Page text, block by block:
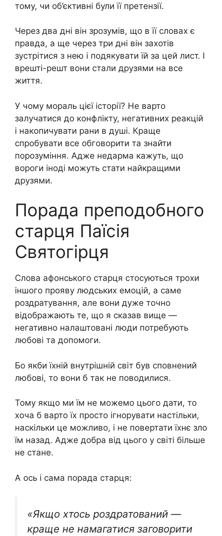
тому, чи об’єктивні були її претензії.
Через два дні він зрозумів, що в її словах є
правда, а ще через три дні він захотів
зустрітися з нею і подякувати їй за цей лист. І
врешті-решт вони стали друзями на все
життя.
У чому мораль цієї історії? Не варто
залучатися до конфлікту, негативних реакцій
і накопичувати рани в душі. Краще
спробувати все обговорити та знайти
порозуміння. Адже недарма кажуть, що
вороги іноді можуть стати найкращими
друзями.
Порада преподобного
старця Паїсія
Святогірця
Слова афонського старця стосуються трохи
іншого прояву людських емоцій, а саме
роздратування, але вони дуже точно
відображають те, що я сказав вище —
негативно налаштовані люди потребують
любові та допомоги.
Бо якби їхній внутрішній світ був сповнений
любові, то вони б так не поводилися.
Тому якщо ми їм не можемо цього дати, то
хоча б варто їх просто ігнорувати настільки,
наскільки це можливо, і не повертати їхнє зло
їм назад. Адже добра від цього у світі більше
не стане.
А ось і сама порада старця:
«Якщо хтось роздратований —
краще не намагатися заговорити